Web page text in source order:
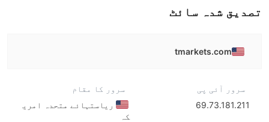
تصدیق شدہ سائٹ
tmarkets.com
سرور آئی پی
69.73.181.211
سرور کا مقام
ریاستہائے متحدہ امری
کہ